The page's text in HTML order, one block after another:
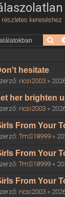
kereséshez
hesitate
ricsi2003 »
her brighten
ricsi2003 »
From Your
TmS18999 »
From Your
TmS18999 »
From Your
ricsi2003 »